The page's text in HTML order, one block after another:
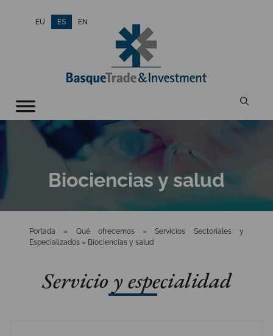
EU ES EN
Biociencias y salud
Portada » Qué ofrecemos»Servicios Sectoriales y
Especializados » Biociencias y salud
Servicio y especialidad